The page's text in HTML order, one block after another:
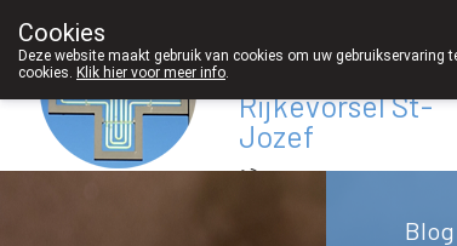
Apotheek
Derveaux
Rijkevorsel St-
Jozef
03/312 12 20
Blog
Cookies
Deze website maakt gebruik van cookies om uw gebruikservaring
cookies. Klik hier voor meer info.